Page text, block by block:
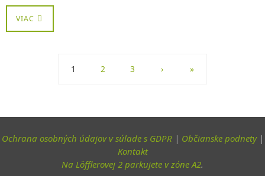
VIAC
1 2 3 › »
Ochrana osobných údajov v súlade s GDPR| Občianske podnety|
Kontakt
Na Löfflerovej 2 parkujete v zóne A2.